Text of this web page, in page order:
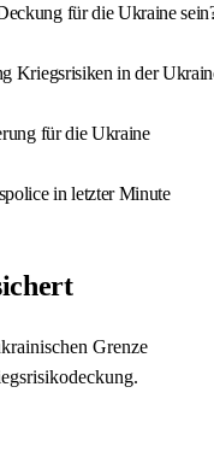
für die Ukraine
Kriegsrisiken in der
für die Ukraine
in letzter Minute
Grenze